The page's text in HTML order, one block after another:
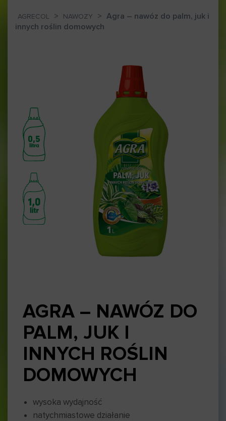
AGRECOL > NAWOZY > Agra – nawóz do palm, juk i
innych roślin domowych
AGRA – NAWÓZ DO
PALM, JUK I
INNYCH ROŚLIN
DOMOWYCH
wysoka wydajność
natychmiastowe działanie